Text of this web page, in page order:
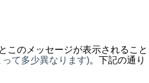
このメッセージが表示されること
て多少異なります)。下記の通り